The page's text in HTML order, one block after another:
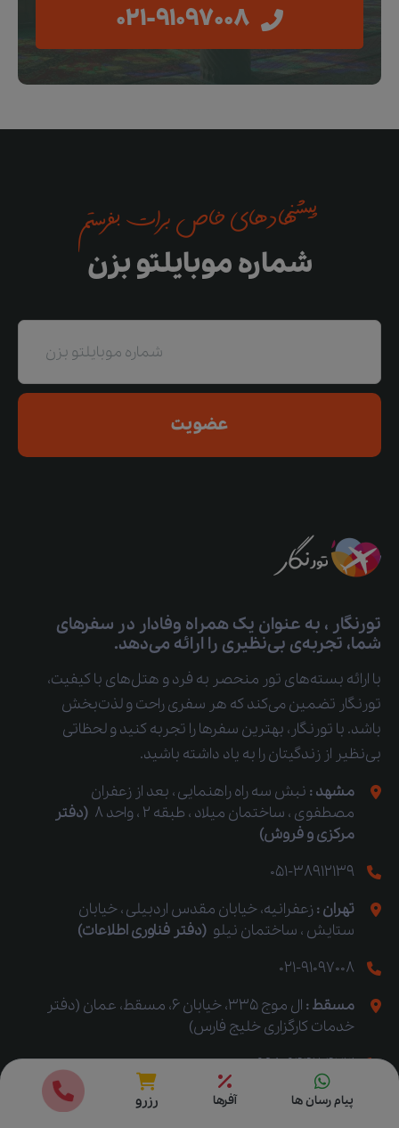
021-91097008
پیشنهادهای خاص برات بفرستم
شماره موبایلتو بزن
عضویت
تورنگار ، به عنوان یک همراه وفادار در سفرهای
شما، تجربه‌ی بی‌نظیری را ارائه می‌دهد.
با ارائه بسته‌های تور منحصر به فرد و هتل‌های با کیفیت،
تورنگار تضمین می‌کند که هر سفری راحت و لذت‌بخش
باشد. با تورنگار، بهترین سفرها را تجربه کنید و لحظاتی
بی‌نظیر از زندگیتان را به یاد داشته باشید.
مشهد : نبش سه راه راهنمایی ، بعد از زعفران
مصطفوی ، ساختمان میلاد ، طبقه 2 ، واحد 8
(دفتر
مرکزی و فروش)
051-38912139
تهران :زعفرانیه، خیابان مقدس اردبیلی ، خیابان
ستایش ، ساختمان نیلو (دفتر فناوری اطلاعات)
021-91097008
مسقط :
ال موج 335، خیابان 6، مسقط، عمان (دفتر
خدمات کارگزاری خلیج فارس)
00968-94420473
hi@tournegar.com
قیمت ها رزرو
پیام رسان ها آفرها رزرو